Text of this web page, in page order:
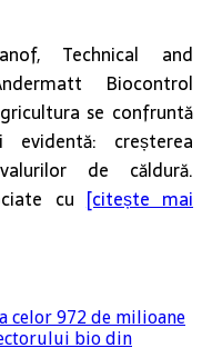
Technical and
Biocontrol
se confruntă
creșterea
de căldură.
cu[citește mai
celor 972 de milioane
bio din